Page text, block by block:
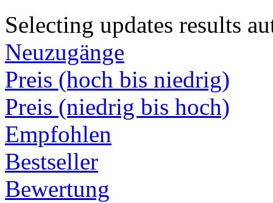
Selecting updates results
Neuzugänge
Preis (hoch bis niedrig)
Preis (niedrig bis hoch)
Empfohlen
Bestseller
Bewertung